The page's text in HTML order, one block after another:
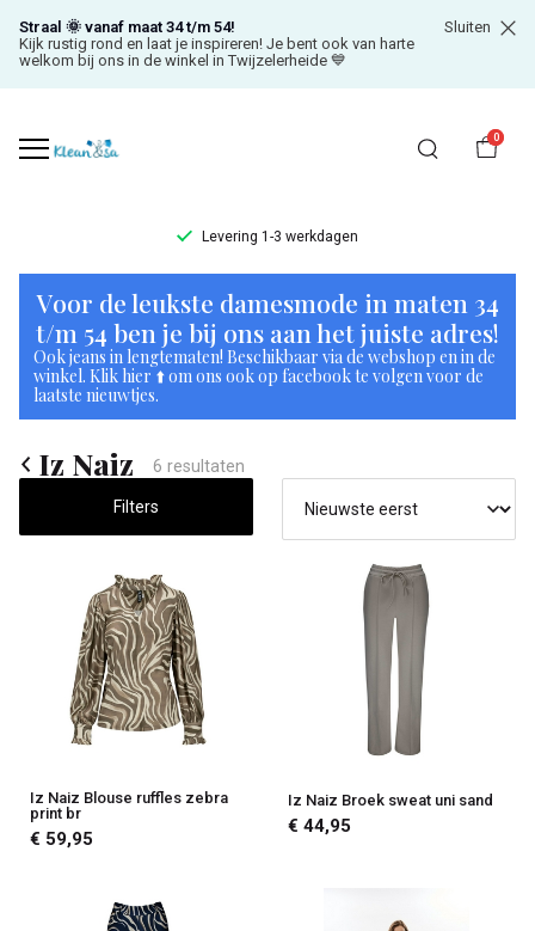
Straal 🌞 vanaf maat 34 t/m 54!
Kijk rustig rond en laat je inspireren! Je bent ook van harte
welkom bij ons in de winkel in Twijzelerheide 💙
Sluiten
0
Levering 1-3 werkdagen
Iz
Naiz
Klean
&
Sa
Voor de leukste damesmode in maten 34
t/m 54 ben je bij ons aan het juiste adres!
Ook jeans in lengtematen! Beschikbaar via de webshop en in de
winkel. Klik hier ⬆️ om ons ook op facebook te volgen voor de
laatste nieuwtjes.
Iz Naiz 6 resultaten
Filters
Iz Naiz Blouse ruffles zebra
print br
€ 59,95
Iz Naiz Broek sweat uni sand
€ 44,95